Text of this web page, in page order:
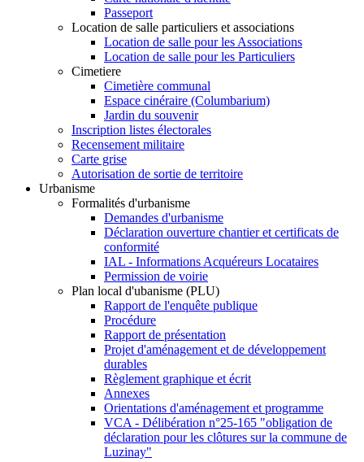
Passeport
Location de salle particuliers et associations
Location de salle pour les Associations
Location de salle pour les Particuliers
Cimetiere
Cimetière communal
Espace cinéraire (Columbarium)
Jardin du souvenir
Inscription listes électorales
Recensement militaire
Carte grise
Autorisation de sortie de territoire
Urbanisme
Formalités d'urbanisme
Demandes d'urbanisme
Déclaration ouverture chantier et certificats de
conformité
IAL - Informations Acquéreurs Locataires
Permission de voirie
Plan local d'ubanisme (PLU)
Rapport de l'enquête publique
Procédure
Rapport de présentation
Projet d'aménagement et de développement
durables
Règlement graphique et écrit
Annexes
Orientations d'aménagement et programme
VCA - Délibération n°25-165 "obligation de
déclaration pour les clôtures sur la commune de
Luzinay"